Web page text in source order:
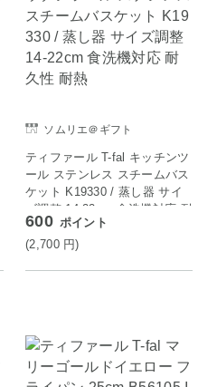
ソムリエ＠ギフト
ティファール T-fal キッチンツ
ール ステンレス スチームバス
ケット K19330 / 蒸し器 サイ
ズ調整 14-22cm 食洗機対応 耐
久性 耐熱
600 ポイント
(2,700 円)